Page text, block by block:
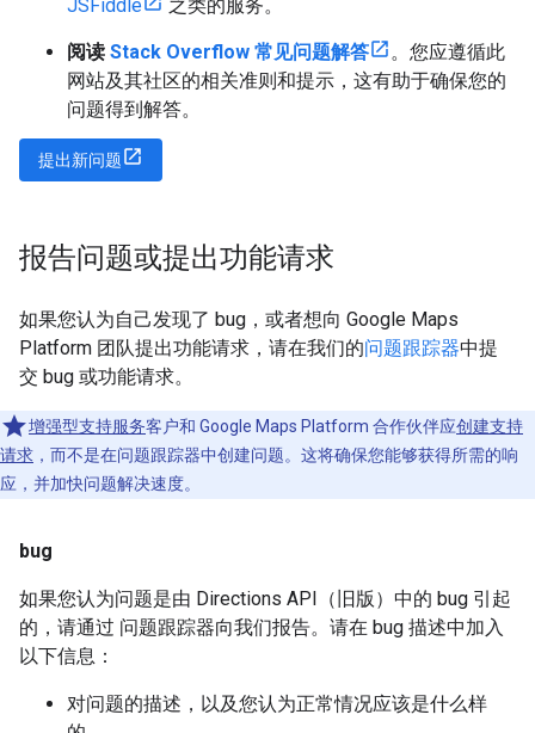
JSFiddle
之类的服务。
阅读 Stack Overflow 常见问题解答
。您应遵循此
网站及其社区的相关准则和提示，这有助于确保您的
问题得到解答。
提出新问题
报告问题或提出功能请求
如果您认为自己发现了 bug，或者想向 Google Maps
Platform 团队提出功能请求，请在我们的问题跟踪器中提
交 bug 或功能请求。
增强型支持服务客户和 Google Maps Platform 合作伙伴应创建支持
请求 ，而不是在问题跟踪器中创建问题。这将确保您能够获得所需的响
应，并加快问题解决速度。
bug
如果您认为问题是由 Directions API（旧版）中的 bug 引起
的，请通过 问题跟踪器向我们报告。请在 bug 描述中加入
以下信息：
对问题的描述，以及您认为正常情况应该是什么样